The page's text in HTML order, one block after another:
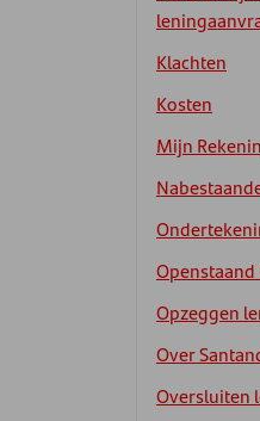
Klachten
Kosten
Mijn
Opzeggen
Over
Oversluiten